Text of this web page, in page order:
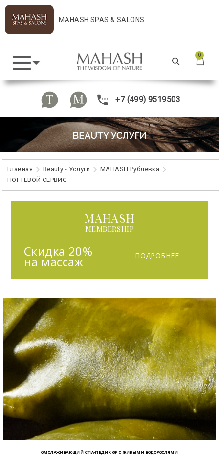
MAHASH SPAS & SALONS
0
+7 (499) 9519503
Главная Beauty - Услуги
MAHASH Рублевка
НОГТЕВОЙ СЕРВИС
MAHASH
MEMBERSHIP
Скидка 20%
на массаж ПОДРОБНЕЕ
ОМОЛАЖИВАЮЩИЙ СПА-ПЕДИКЮР С ЖИВЫМИ ВОДОРОСЛЯМИ